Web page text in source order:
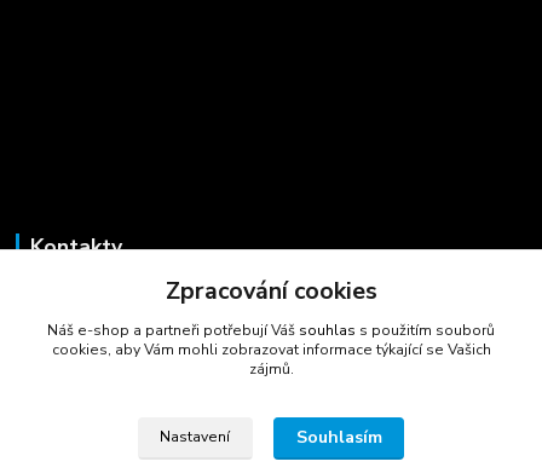
Kontakty
+420 723 725 881
(Po-Pá, 8-16 hod.)
Zpracování cookies
Náš e-shop a partneři potřebují Váš souhlas s použitím souborů
cookies, aby Vám mohli zobrazovat informace týkající se Vašich
zájmů.
Nastavení Souhlasím